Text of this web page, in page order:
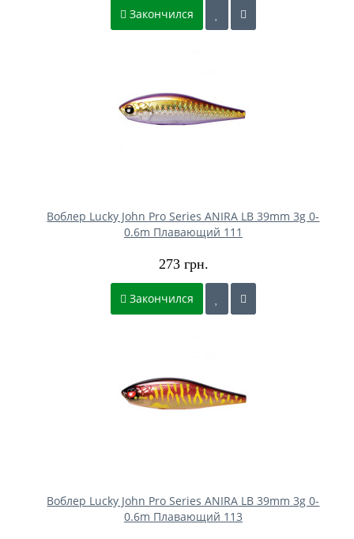
Закончился
Воблер Lucky John Pro Series ANIRA LB 39mm 3g 0-
0.6m Плавающий 111
273 грн.
Закончился
Воблер Lucky John Pro Series ANIRA LB 39mm 3g 0-
0.6m Плавающий 113